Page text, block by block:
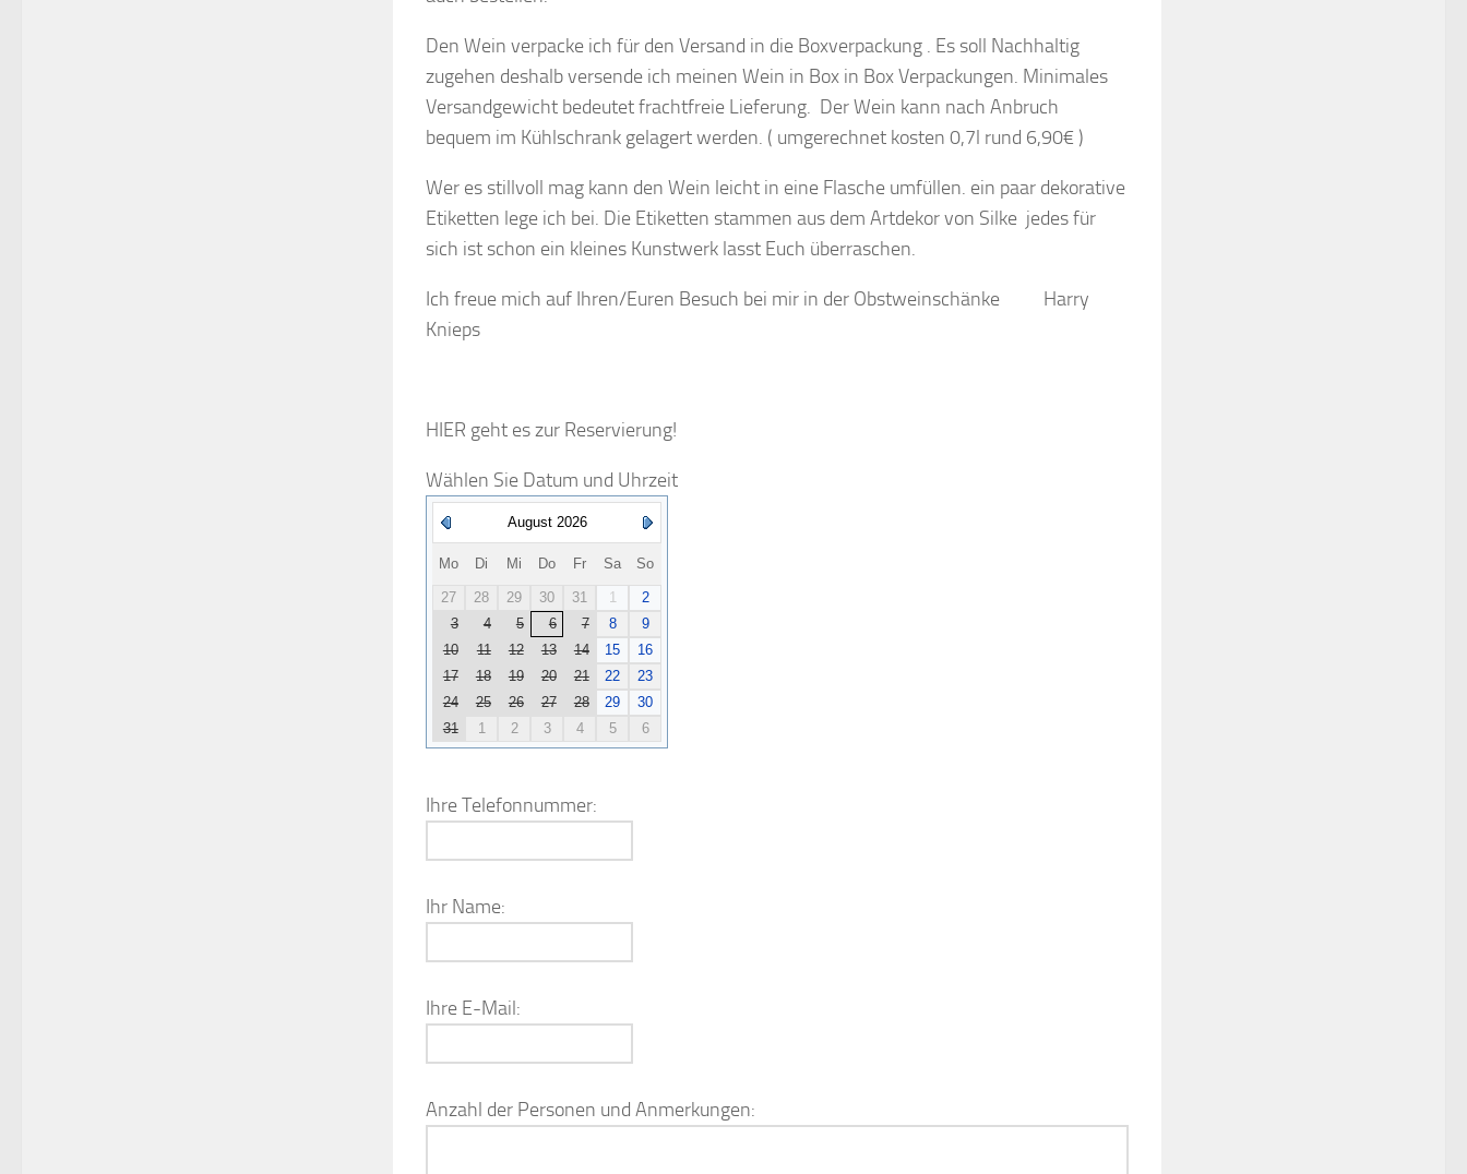
Den Wein verpacke ich für den Versand in die Boxverpackung . Es soll Nachhaltig
zugehen deshalb versende ich meinen Wein in Box in Box Verpackungen. Minimales
Versandgewicht bedeutet frachtfreie Lieferung. Der Wein kann nach Anbruch
bequem im Kühlschrank gelagert werden. ( umgerechnet kosten 0,7l rund 6,90€ )
Wer es stillvoll mag kann den Wein leicht in eine Flasche umfüllen. ein paar dekorative
Etiketten lege ich bei. Die Etiketten stammen aus dem Artdekor von Silke jedes für
sich ist schon ein kleines Kunstwerk lasst Euch überraschen.
Ich freue mich auf Ihren/Euren Besuch bei mir in der Obstweinschänke Harry
Knieps
HIER geht es zur Reservierung!
Wählen Sie Datum und Uhrzeit
August 2026
Mo Di Mi Do Fr Sa So
27 28 29 30 31 1
2
3
4 5 6 7 8
9
10
11 12 13 14 15
16
17
18 19 20 21 22
23
24
25 26 27 28 29
30
31
1 2 3 4 5 6
Ihre Telefonnummer:
Ihr Name:
Ihre E-Mail:
Anzahl der Personen und Anmerkungen: